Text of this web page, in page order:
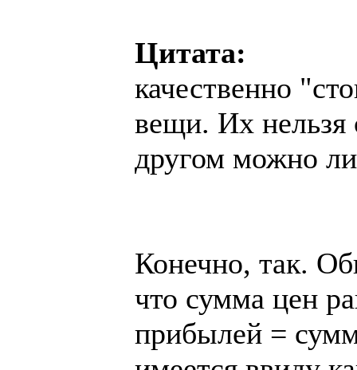
Цитата:
качественно
вещи. Их нельзя
другом можно
Конечно, так.
что сумма цен
прибылей =